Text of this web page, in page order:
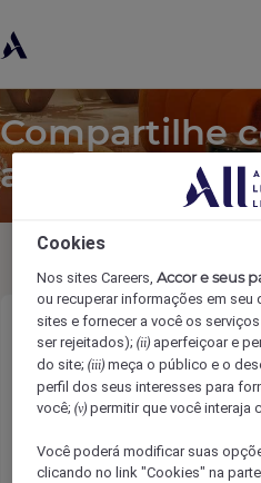
Compartilhe
amigo
Anfitrião (a) de
12x36 das 19h as 7h- Ibis
Preto/SP
Nome do remetente*
Cookies
Nos sites Careers,Accor e seus
ou recuperar informações em seu
sites e fornecer a você os
ser rejeitados);(ii) aperfeiçoar e
do site;(iii) meça o público e o
perfil dos seus interesses para
você;(v) permitir que você interaja
Você poderá modificar suas
clicando no link "Cookies" na